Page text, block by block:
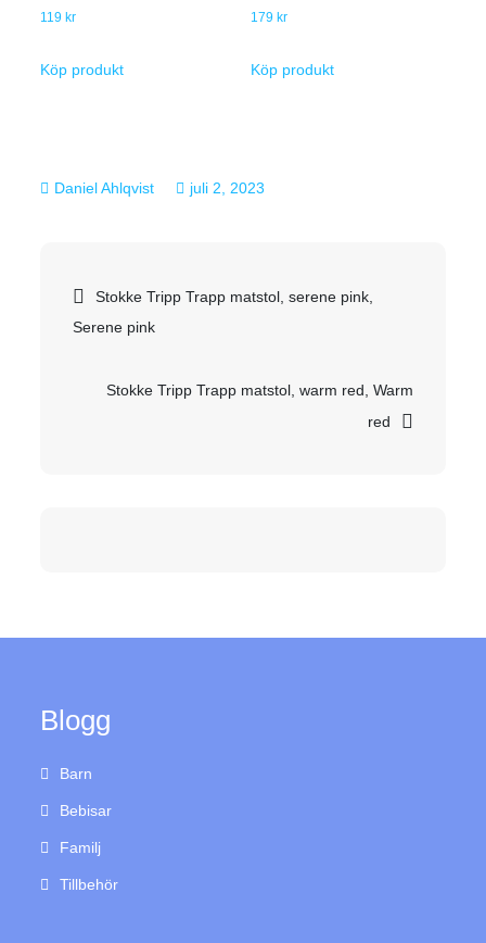
119kr
Köp produkt
179kr
Köp produkt
juli 2, 2023
Inläggsnavigering
Stokke Tripp Trapp matstol, serene pink,
Serene pink
Stokke Tripp Trapp matstol, warm red, Warm
red
Blogg
Barn
Bebisar
Familj
Tillbehör